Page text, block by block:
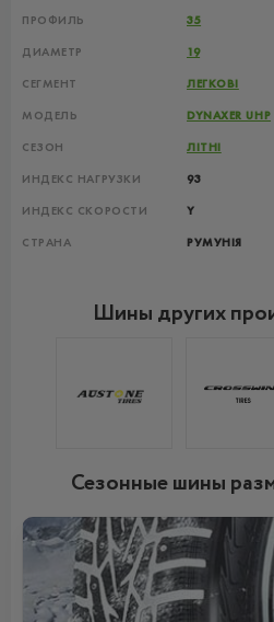
ПРОФИЛЬ 35
ДИАМЕТР 19
СЕГМЕНТ ЛЕГКОВІ
МОДЕЛЬ DYNAXER UHP
СЕЗОН ЛІТНІ
ИНДЕКС НАГРУЗКИ 93
ИНДЕКС СКОРОСТИ Y
СТРАНА РУМУНІЯ
Шины других
Сезонные шины